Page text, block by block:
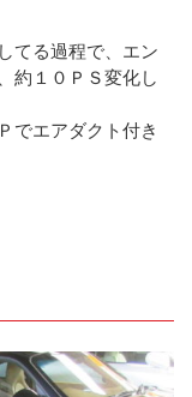
てる過程で、エン
約１０ＰＳ変化し
でエアダクト付き